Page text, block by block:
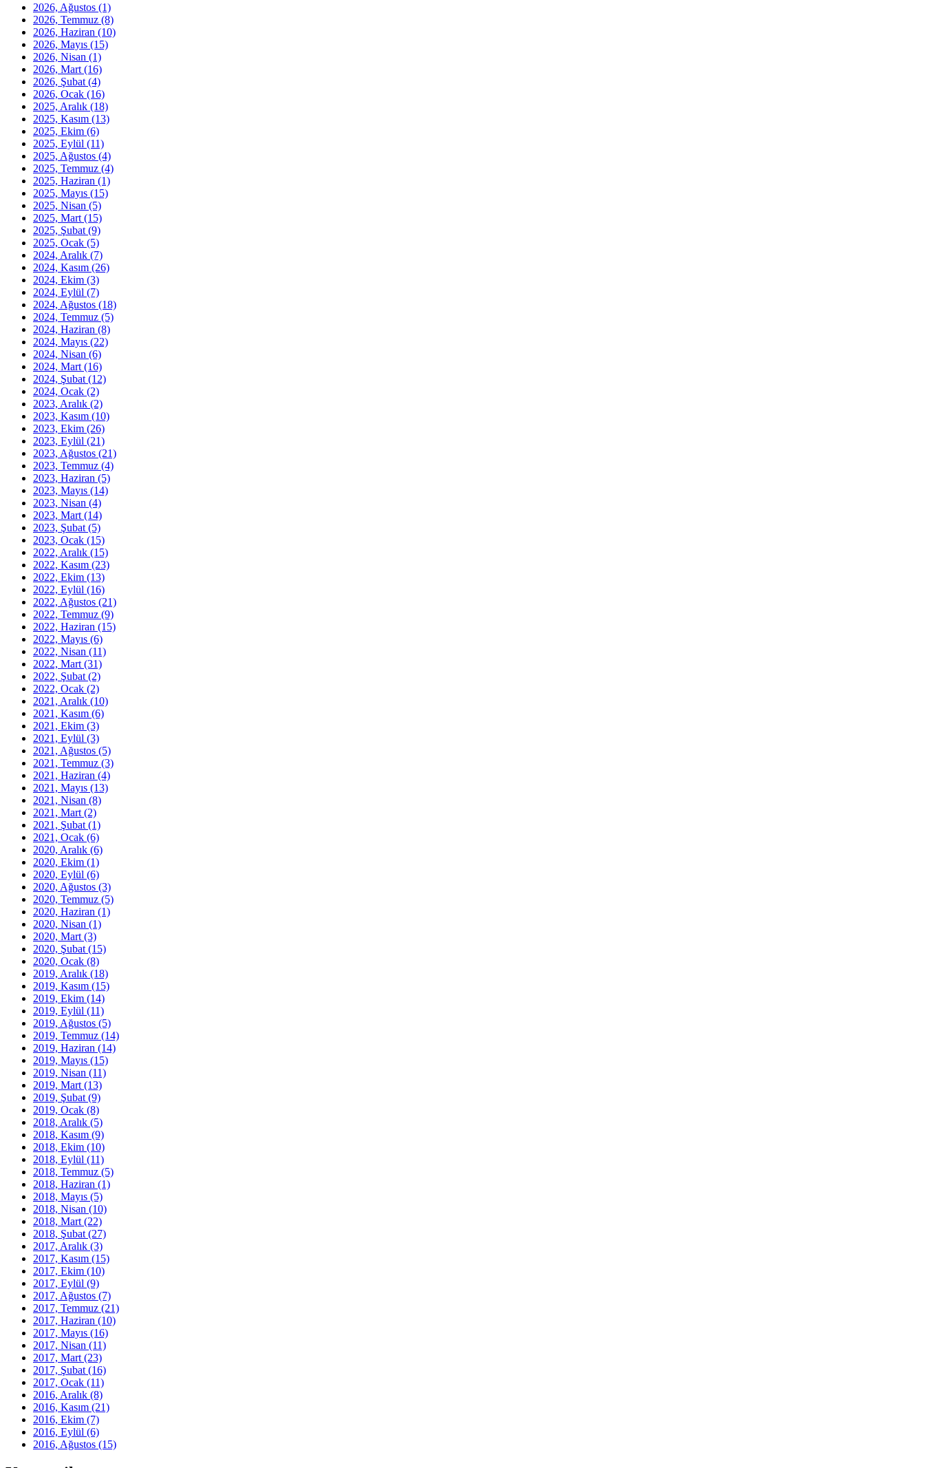
2026, Ağustos (1)
2026, Temmuz (8)
2026, Haziran (10)
2026, Mayıs (15)
2026, Nisan (1)
2026, Mart (16)
2026, Şubat (4)
2026, Ocak (16)
2025, Aralık (18)
2025, Kasım (13)
2025, Ekim (6)
2025, Eylül (11)
2025, Ağustos (4)
2025, Temmuz (4)
2025, Haziran (1)
2025, Mayıs (15)
2025, Nisan (5)
2025, Mart (15)
2025, Şubat (9)
2025, Ocak (5)
2024, Aralık (7)
2024, Kasım (26)
2024, Ekim (3)
2024, Eylül (7)
2024, Ağustos (18)
2024, Temmuz (5)
2024, Haziran (8)
2024, Mayıs (22)
2024, Nisan (6)
2024, Mart (16)
2024, Şubat (12)
2024, Ocak (2)
2023, Aralık (2)
2023, Kasım (10)
2023, Ekim (26)
2023, Eylül (21)
2023, Ağustos (21)
2023, Temmuz (4)
2023, Haziran (5)
2023, Mayıs (14)
2023, Nisan (4)
2023, Mart (14)
2023, Şubat (5)
2023, Ocak (15)
2022, Aralık (15)
2022, Kasım (23)
2022, Ekim (13)
2022, Eylül (16)
2022, Ağustos (21)
2022, Temmuz (9)
2022, Haziran (15)
2022, Mayıs (6)
2022, Nisan (11)
2022, Mart (31)
2022, Şubat (2)
2022, Ocak (2)
2021, Aralık (10)
2021, Kasım (6)
2021, Ekim (3)
2021, Eylül (3)
2021, Ağustos (5)
2021, Temmuz (3)
2021, Haziran (4)
2021, Mayıs (13)
2021, Nisan (8)
2021, Mart (2)
2021, Şubat (1)
2021, Ocak (6)
2020, Aralık (6)
2020, Ekim (1)
2020, Eylül (6)
2020, Ağustos (3)
2020, Temmuz (5)
2020, Haziran (1)
2020, Nisan (1)
2020, Mart (3)
2020, Şubat (15)
2020, Ocak (8)
2019, Aralık (18)
2019, Kasım (15)
2019, Ekim (14)
2019, Eylül (11)
2019, Ağustos (5)
2019, Temmuz (14)
2019, Haziran (14)
2019, Mayıs (15)
2019, Nisan (11)
2019, Mart (13)
2019, Şubat (9)
2019, Ocak (8)
2018, Aralık (5)
2018, Kasım (9)
2018, Ekim (10)
2018, Eylül (11)
2018, Temmuz (5)
2018, Haziran (1)
2018, Mayıs (5)
2018, Nisan (10)
2018, Mart (22)
2018, Şubat (27)
2017, Aralık (3)
2017, Kasım (15)
2017, Ekim (10)
2017, Eylül (9)
2017, Ağustos (7)
2017, Temmuz (21)
2017, Haziran (10)
2017, Mayıs (16)
2017, Nisan (11)
2017, Mart (23)
2017, Şubat (16)
2017, Ocak (11)
2016, Aralık (8)
2016, Kasım (21)
2016, Ekim (7)
2016, Eylül (6)
2016, Ağustos (15)